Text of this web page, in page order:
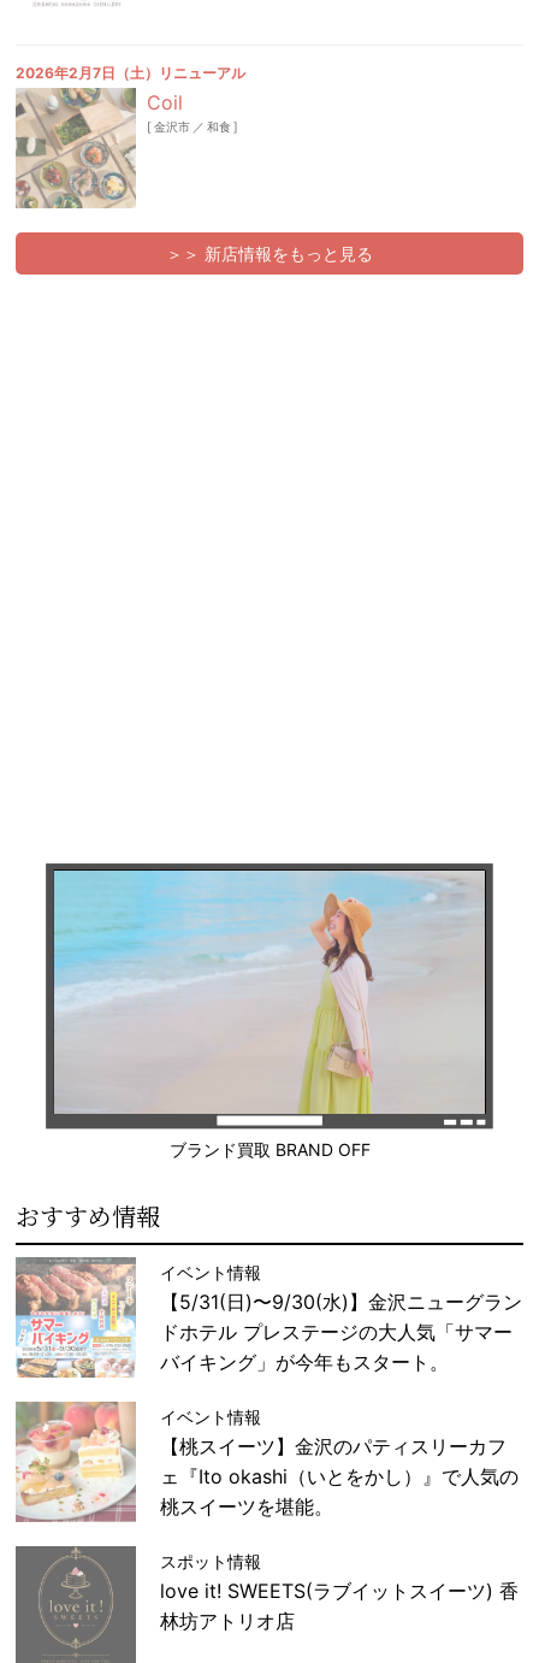
2026年2月7日（土）リニューアル
Coil
[金沢市 ／ 和食]
＞＞ 新店情報をもっと見る
ブランド買取 BRAND OFF
おすすめ情報
イベント情報
【5/31(日)〜9/30(水)】金沢ニューグラン
ドホテル プレステージの大人気「サマー
バイキング」が今年もスタート。
イベント情報
【桃スイーツ】金沢のパティスリーカフ
ェ『Ito okashi（いとをかし）』で人気の
桃スイーツを堪能。
スポット情報
love it! SWEETS(ラブイットスイーツ) 香
林坊アトリオ店